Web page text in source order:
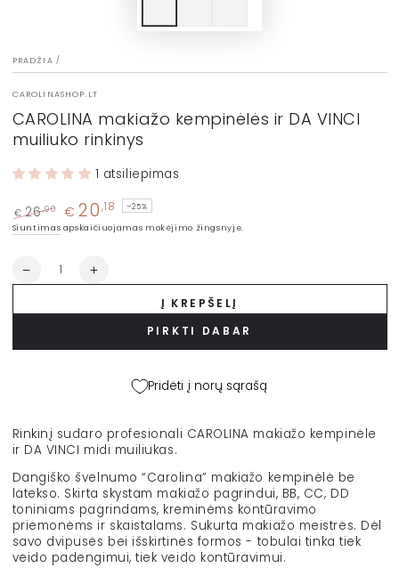
PRADŽIA /
CAROLINASHOP.LT
CAROLINA makiažo kempinėlės ir DA VINCI
muiliuko rinkinys
1 atsiliepimas
Įprasta
€26,90
Kaina
€ 20,18 –25%
Siuntimas apskaičiuojamas mokėjimo žingsnyje.
Kiekis
Sumažinti
makiažo
kiekį
Padidinti
makiažo
kempinėlės
muiliuko
kiekį
Į KREPŠELĮ
PIRKTI DABAR
Pridėti į norų sąrašą
Rinkinį sudaro profesionali CAROLINA makiažo kempinėle
ir DA VINCI midi muiliukas.
Dangiško švelnumo “Carolina” makiažo kempinėlė be
latekso. Skirta skystam makiažo pagrindui, BB, CC, DD
toniniams pagrindams, kreminėms kontūravimo
priemonėms ir skaistalams. Sukurta makiažo meistrės. Dėl
savo dvipusės bei išskirtinės formos - tobulai tinka tiek
veido padengimui, tiek veido kontūravimui.